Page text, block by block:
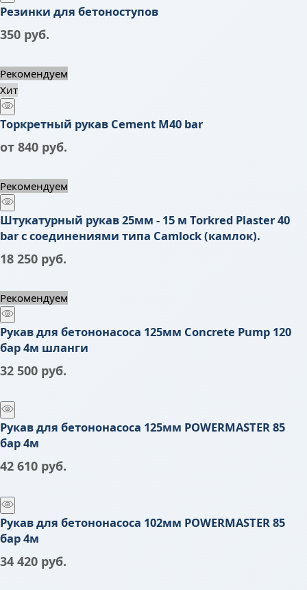
Резинки для бетоноступов
350 руб.
Рекомендуем
Хит
Торкретный рукав Cement M40 bar
от 840 руб.
Рекомендуем
Штукатурный рукав 25мм - 15 м Torkred Plaster 40
bar с соединениями типа Camlock (камлок).
18 250 руб.
Рекомендуем
Рукав для бетононасоса 125мм Concrete Pump 120
бар 4м шланги
32 500 руб.
Рукав для бетононасоса 125мм POWERMASTER 85
бар 4м
42 610 руб.
Рукав для бетононасоса 102мм POWERMASTER 85
бар 4м
34 420 руб.